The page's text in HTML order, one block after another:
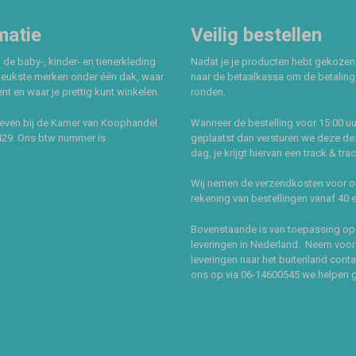
baby-, kinder- en tienerkleding
merken onder één dak, waar
en waar je prettig kunt winkelen.
bij de Kamer van Koophandel
Ons btw nummer is
Veilig bestellen
Nadat je je producten hebt
naar de betaalkassa om de
ronden.
Wanneer de bestelling voor 15:00
geplaatst dan versturen we deze
dag, je krijgt hiervan een track &
Wij nemen de verzendkosten voor
rekening van bestellingen vanaf 40
Bovenstaande is van toepassing op
leveringen in Nederland. Neem voor
leveringen naar het buitenland
ons op via 06-14600545 we helpen